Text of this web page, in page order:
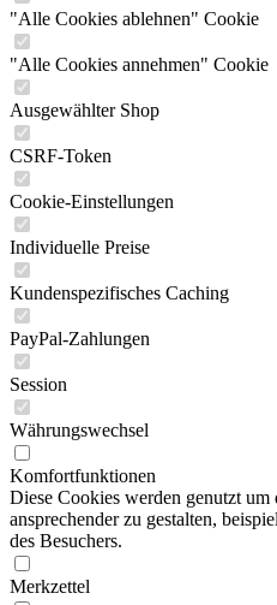
"Alle Cookies ablehnen" Cookie
"Alle Cookies annehmen" Cookie
Ausgewählter Shop
CSRF-Token
Cookie-Einstellungen
Individuelle Preise
Kundenspezifisches Caching
PayPal-Zahlungen
Session
Währungswechsel
Komfortfunktionen
Diese Cookies werden genutzt um
ansprechender zu gestalten,
des Besuchers.
Merkzettel